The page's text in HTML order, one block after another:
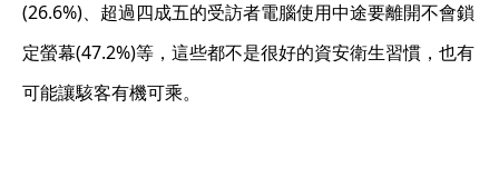
(26.6%)、超過四成五的受訪者電腦使用中途要離開不會鎖
定螢幕(47.2%)等，這些都不是很好的資安衛生習慣，也有
可能讓駭客有機可乘。